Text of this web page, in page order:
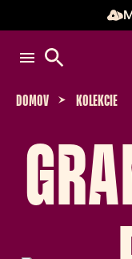
DOMOV KOLEKCIE